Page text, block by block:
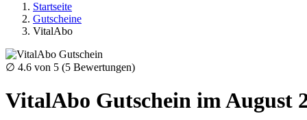
Startseite
Gutscheine
VitalAbo
∅ 4.6 von 5 (5 Bewertungen)
VitalAbo Gutschein im August